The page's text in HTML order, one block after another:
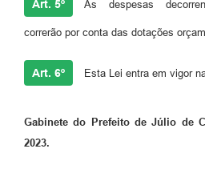
Art. 5º As despesas
correrão por conta das dotações
Art. 6º Esta Lei entra em vigor
Gabinete do Prefeito de Júlio de
2023.